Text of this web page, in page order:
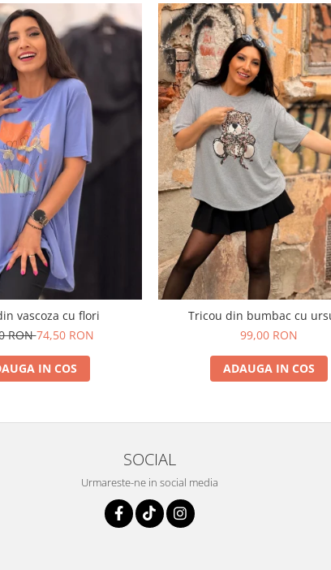
vascoza cu flori
RON74,50 RON
IN COS
Tricou din bumbac cu
99,00 RON
ADAUGA IN COS
SOCIAL
Urmareste-ne in social media